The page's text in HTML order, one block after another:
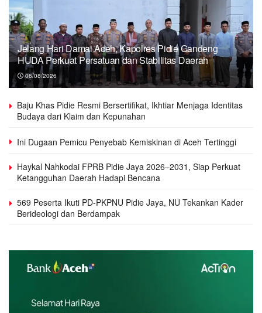
Jelang Hari Damai Aceh, Kapolres Pidie Gandeng
HUDA Perkuat Persatuan dan Stabilitas Daerah
06/08/2026
Baju Khas Pidie Resmi Bersertifikat, Ikhtiar Menjaga Identitas
Budaya dari Klaim dan Kepunahan
Ini Dugaan Pemicu Penyebab Kemiskinan di Aceh Tertinggi
Haykal Nahkodai FPRB Pidie Jaya 2026–2031, Siap Perkuat
Ketangguhan Daerah Hadapi Bencana
569 Peserta Ikuti PD-PKPNU Pidie Jaya, NU Tekankan Kader
Berideologi dan Berdampak